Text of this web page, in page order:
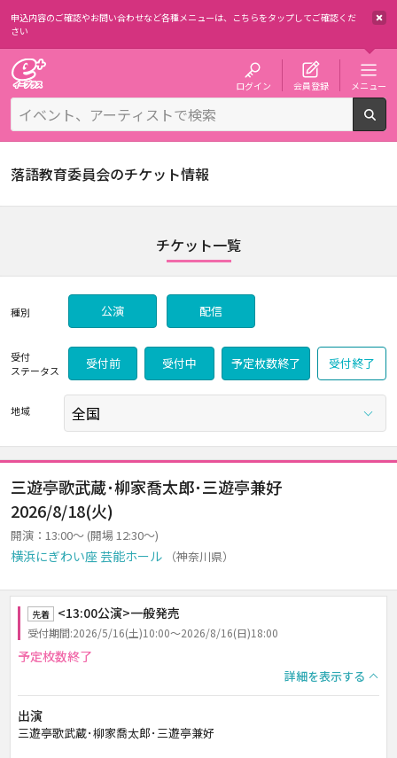
申込内容のご確認やお問い合わせなど各種メニューは、 こちらをタップしてご確認くだ
さい
ログイン 会員登録 メニュー
落語教育委員会のチケット情報
チケット一覧
種別 公演 配信
受付
ステータス
受付前 受付中 予定枚数終了 受付終了
地域
三遊亭歌武蔵･柳家喬太郎･三遊亭兼好
2026/8/18(火)
開演：13:00～ (開場 12:30～)
横浜にぎわい座 芸能ホール （神奈川県）
先着 <13:00公演>一般発売
受付期間:2026/5/16(土)10:00～2026/8/16(日)18:00
予定枚数終了
詳細を表示する
出演
三遊亭歌武蔵･柳家喬太郎･三遊亭兼好